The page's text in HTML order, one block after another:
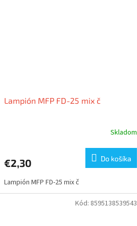
Lampión MFP FD-25 mix č
Skladom
€2,30 Do košíka
Lampión MFP FD-25 mix č
Kód: 8595138539543